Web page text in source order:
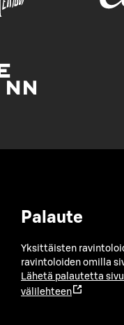
Palaute
Yksittäisten
ravintoloiden omilla
Lähetä palautetta
välilehteen